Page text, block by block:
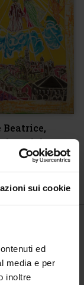
sui cookie
ed
media e per
inoltre
Beatrice,
luce del